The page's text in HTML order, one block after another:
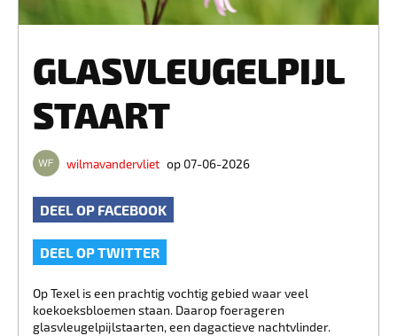
GLASVLEUGELPIJL
STAART
wilmavandervliet op 07-06-2026
DEEL OP FACEBOOK
DEEL OP TWITTER
Op Texel is een prachtig vochtig gebied waar veel
koekoeksbloemen staan. Daarop foerageren
glasvleugelpijlstaarten, een dagactieve nachtvlinder.